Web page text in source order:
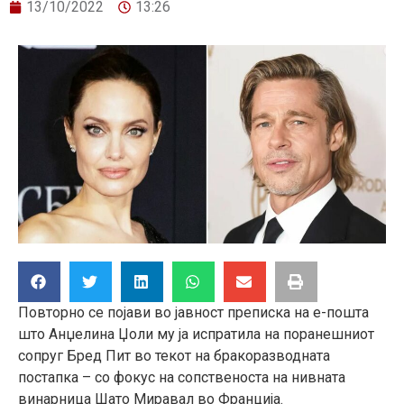
13/10/2022 13:26
Повторно се појави во јавност преписка на е-пошта
што Анџелина Џоли му ја испратила на поранешниот
сопруг Бред Пит во текот на бракоразводната
постапка – со фокус на сопственоста на нивната
винарница Шато Миравал во Франција.